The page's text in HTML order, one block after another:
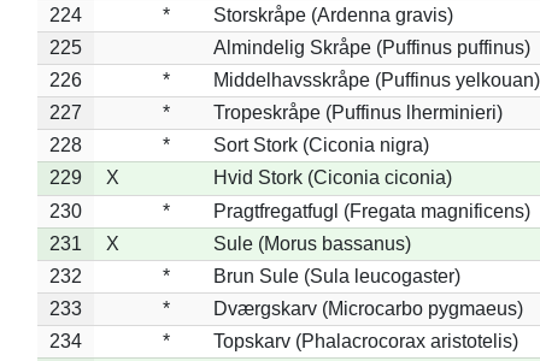
224
*
Storskråpe (Ardenna gravis)
225
Almindelig Skråpe (Puffinus puffinus)
226
*
Middelhavsskråpe (Puffinus yelkouan)
227
*
Tropeskråpe (Puffinus lherminieri)
228
*
Sort Stork (Ciconia nigra)
229
X
Hvid Stork (Ciconia ciconia)
230
*
Pragtfregatfugl (Fregata magnificens)
231
X
Sule (Morus bassanus)
232
*
Brun Sule (Sula leucogaster)
233
*
Dværgskarv (Microcarbo pygmaeus)
234
*
Topskarv (Phalacrocorax aristotelis)